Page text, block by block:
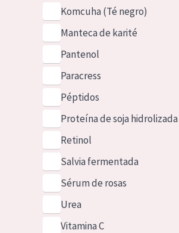
Komcuha (Té negro)
Manteca de karité
Pantenol
Paracress
Péptidos
Proteína de soja hidrolizada
Retinol
Salvia fermentada
Sérum de rosas
Urea
Vitamina C